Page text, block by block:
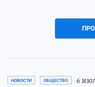
НОВОСТИ ОБЩЕСТВО 6